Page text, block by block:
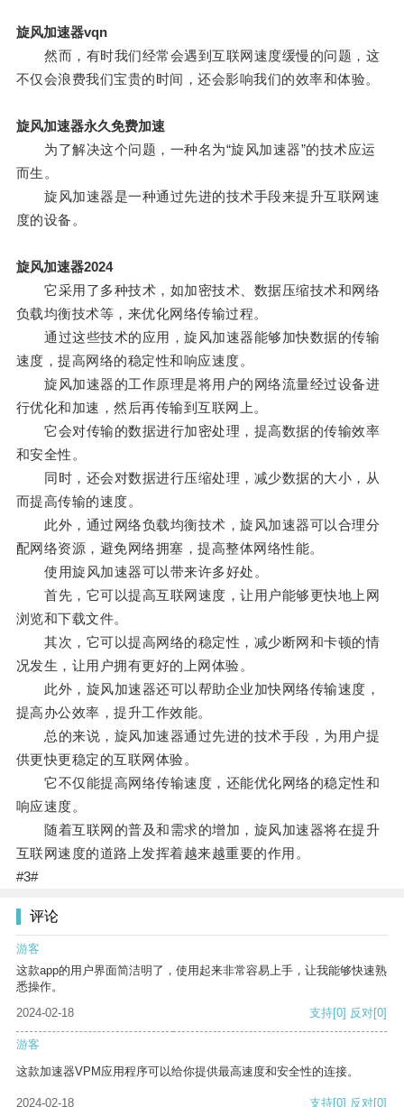
旋风加速器vqn
然而，有时我们经常会遇到互联网速度缓慢的问题，这
不仅会浪费我们宝贵的时间，还会影响我们的效率和体验。
旋风加速器永久免费加速
为了解决这个问题，一种名为“旋风加速器”的技术应运
而生。
旋风加速器是一种通过先进的技术手段来提升互联网速
度的设备。
旋风加速器2024
它采用了多种技术，如加密技术、数据压缩技术和网络
负载均衡技术等，来优化网络传输过程。
通过这些技术的应用，旋风加速器能够加快数据的传输
速度，提高网络的稳定性和响应速度。
旋风加速器的工作原理是将用户的网络流量经过设备进
行优化和加速，然后再传输到互联网上。
它会对传输的数据进行加密处理，提高数据的传输效率
和安全性。
同时，还会对数据进行压缩处理，减少数据的大小，从
而提高传输的速度。
此外，通过网络负载均衡技术，旋风加速器可以合理分
配网络资源，避免网络拥塞，提高整体网络性能。
使用旋风加速器可以带来许多好处。
首先，它可以提高互联网速度，让用户能够更快地上网
浏览和下载文件。
其次，它可以提高网络的稳定性，减少断网和卡顿的情
况发生，让用户拥有更好的上网体验。
此外，旋风加速器还可以帮助企业加快网络传输速度，
提高办公效率，提升工作效能。
总的来说，旋风加速器通过先进的技术手段，为用户提
供更快更稳定的互联网体验。
它不仅能提高网络传输速度，还能优化网络的稳定性和
响应速度。
随着互联网的普及和需求的增加，旋风加速器将在提升
互联网速度的道路上发挥着越来越重要的作用。
#3#
评论
游客
这款app的用户界面简洁明了，使用起来非常容易上手，让我能够快速熟
悉操作。
2024-02-18
支持[0] 反对[0]
游客
这款加速器VPM应用程序可以给你提供最高速度和安全性的连接。
2024-02-18 支持[0] 反对[0]